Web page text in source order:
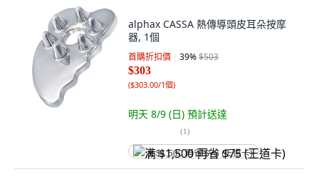
alphax CASSA 熱傳導頭皮耳朵按摩
器, 1個
首購折扣價 39%$503
$303
($303.00/1個)
明天 8/9 (日) 預計送達
(1)
满 $1,500 再省 $75 (王道卡)